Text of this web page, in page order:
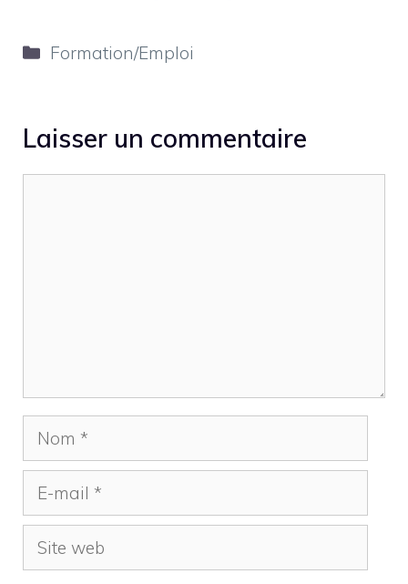
Catégories
Formation/Emploi
Laisser un commentaire
Nom
mail
Site
web